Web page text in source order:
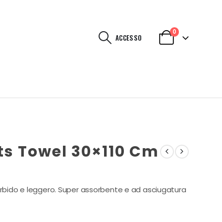
ACCESSO
0
Towel 30×110 Cm
e leggero. Super assorbente e ad asciugatura